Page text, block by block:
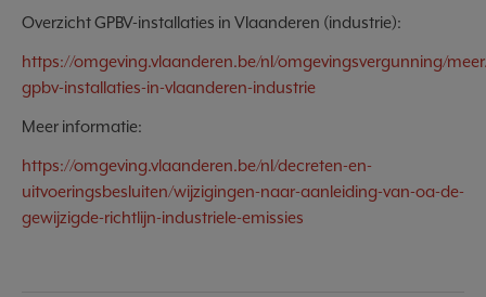
Overzicht GPBV-installaties in Vlaanderen (industrie):
https://omgeving.vlaanderen.be/nl/omgevingsvergunning/
gpbv-installaties-in-vlaanderen-industrie
Meer informatie:
https://omgeving.vlaanderen.be/nl/decreten-en-
uitvoeringsbesluiten/wijzigingen-naar-aanleiding-van-oa-de-
gewijzigde-richtlijn-industriele-emissies